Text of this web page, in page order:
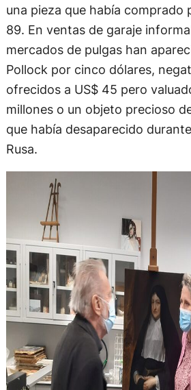
una pieza que había comprado
89. En ventas de garaje
mercados de pulgas han
Pollock por cinco dólares,
ofrecidos a US$ 45 pero
millones o un objeto precioso
que había desaparecido
Rusa.